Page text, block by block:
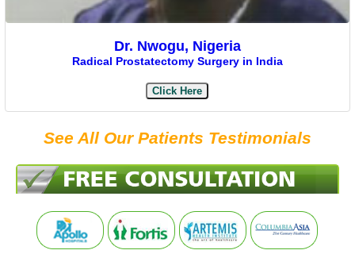
Dr. Nwogu, Nigeria
Radical Prostatectomy Surgery in India
Click Here
See All Our Patients Testimonials